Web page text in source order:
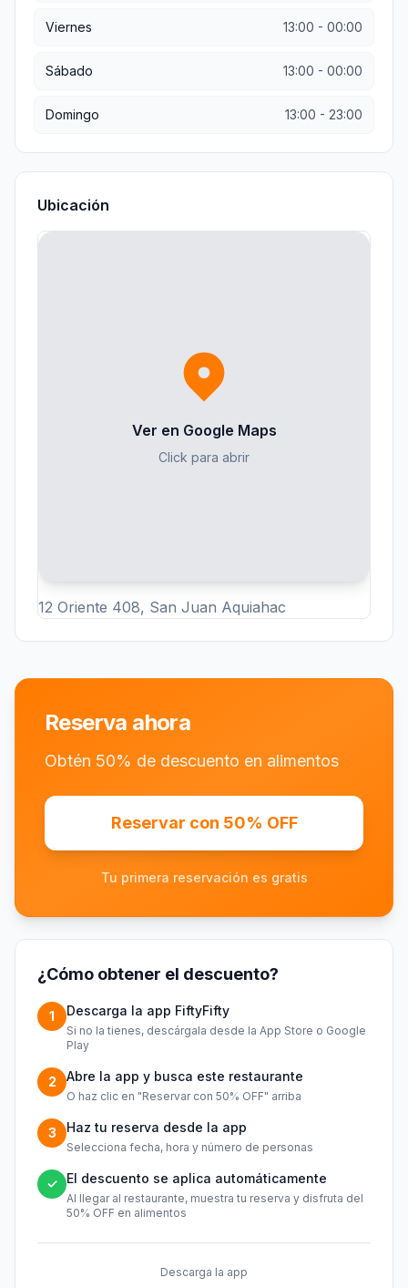
Viernes 13:00 - 00:00
Sábado 13:00 - 00:00
Domingo 13:00 - 23:00
Ubicación
Ver en Google Maps
Click para abrir
12 Oriente 408, San Juan Aquiahac
Reserva ahora
Obtén 50% de descuento en alimentos
Reservar con 50% OFF
Tu primera reservación es gratis
¿Cómo obtener el descuento?
1 Descarga la app FiftyFifty
Si no la tienes, descárgala desde la App Store o Google
Play
2 Abre la app y busca este restaurante
O haz clic en "Reservar con 50% OFF" arriba
3 Haz tu reserva desde la app
Selecciona fecha, hora y número de personas
✓ El descuento se aplica automáticamente
Al llegar al restaurante, muestra tu reserva y disfruta del
50% OFF en alimentos
Descarga la app